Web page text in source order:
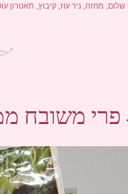
שלום מחזה, ניר עוז, קיבוץ, תאטרון
פרי